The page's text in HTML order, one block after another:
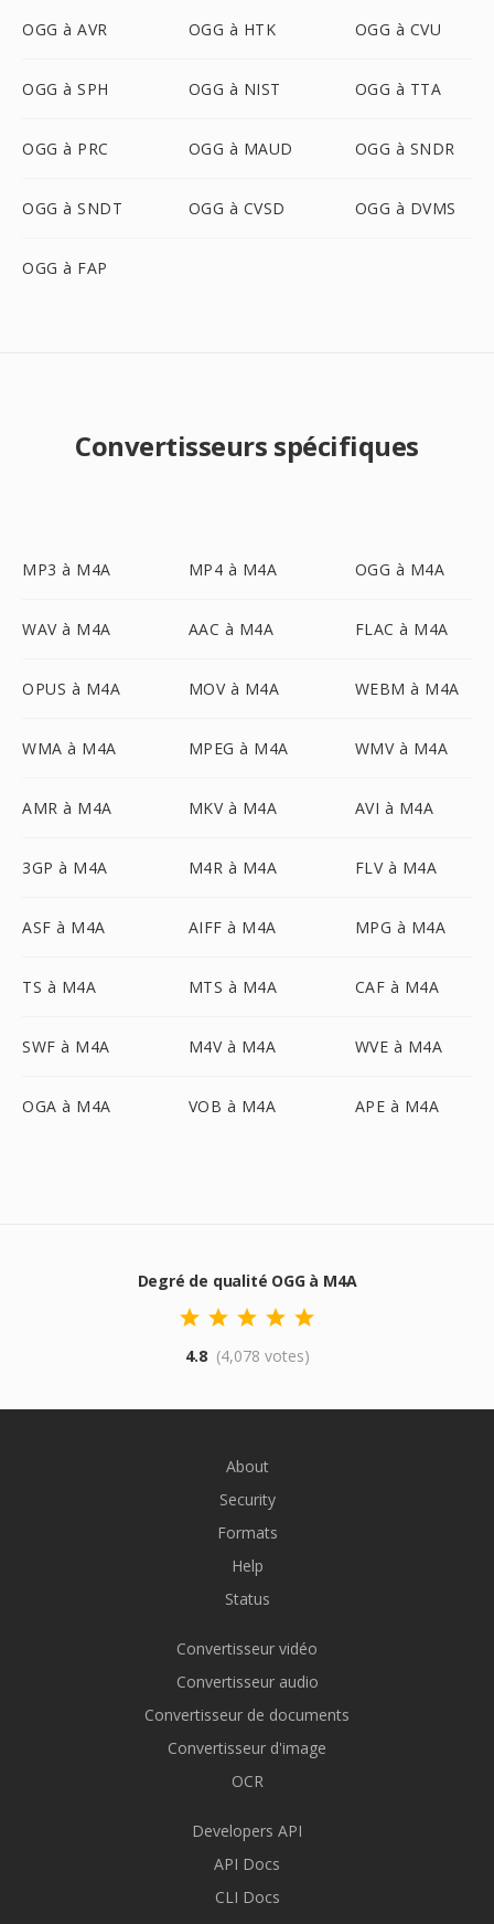
OGG à AVR OGG à HTK OGG à CVU
OGG à SPH OGG à NIST OGG à TTA
OGG à PRC OGG à MAUD OGG à SNDR
OGG à SNDT OGG à CVSD OGG à DVMS
OGG à FAP
Convertisseurs spécifiques
MP3 à M4A MP4 à M4A OGG à M4A
WAV à M4A AAC à M4A FLAC à M4A
OPUS à M4A MOV à M4A WEBM à M4A
WMA à M4A MPEG à M4A WMV à M4A
AMR à M4A MKV à M4A AVI à M4A
3GP à M4A M4R à M4A FLV à M4A
ASF à M4A AIFF à M4A MPG à M4A
TS à M4A MTS à M4A CAF à M4A
SWF à M4A M4V à M4A WVE à M4A
OGA à M4A VOB à M4A APE à M4A
Degré de qualité OGG à M4A
4.8 (4,078 votes)
About
Security
Formats
Help
Status
Convertisseur vidéo
Convertisseur audio
Convertisseur de documents
Convertisseur d'image
OCR
Developers API
API Docs
CLI Docs